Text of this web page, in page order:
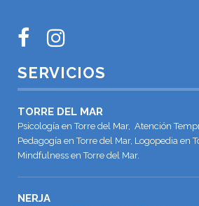
SERVICIOS
TORRE DEL MAR
Psicología en Torre del Mar, Atención
Pedagogía en Torre del Mar, Logopedia en
Mindfulness en Torre del Mar.
NERJA